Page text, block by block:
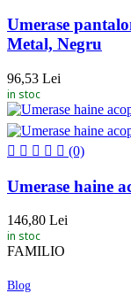
Umerase
Metal, Negru
96,53 Lei
in stoc
(0)
Umerase haine
146,80 Lei
in stoc
FAMILIO
Blog